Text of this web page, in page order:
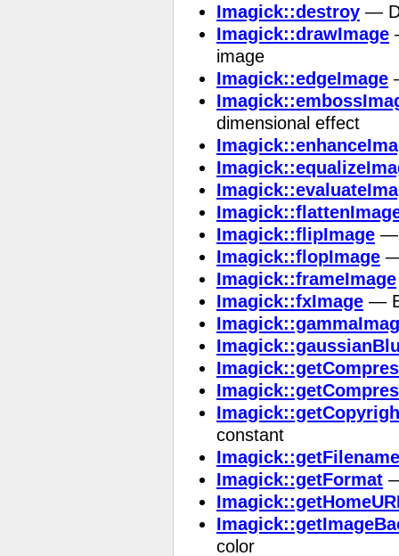
Imagick::destroy —
Imagick::drawImage
image
Imagick::edgeImage
dimensional effect
Imagick::flipImage —
Imagick::flopImage
Imagick::frameImage
Imagick::fxImage —
constant
Imagick::getFilename
Imagick::getFormat
color